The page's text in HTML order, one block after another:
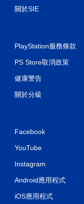
關於SIE
PlayStation服務條款
PS Store取消政策
健康警告
關於分級
Facebook
YouTube
Instagram
Android應用程式
iOS應用程式